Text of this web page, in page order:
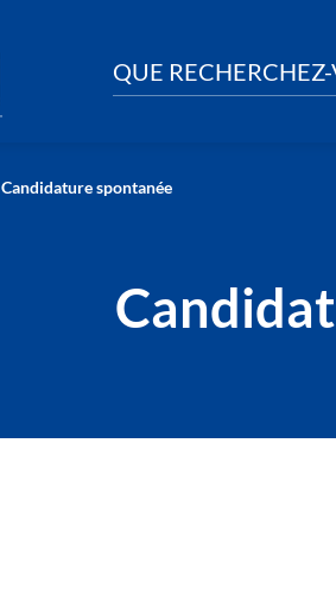
QUE
Candidature spontanée